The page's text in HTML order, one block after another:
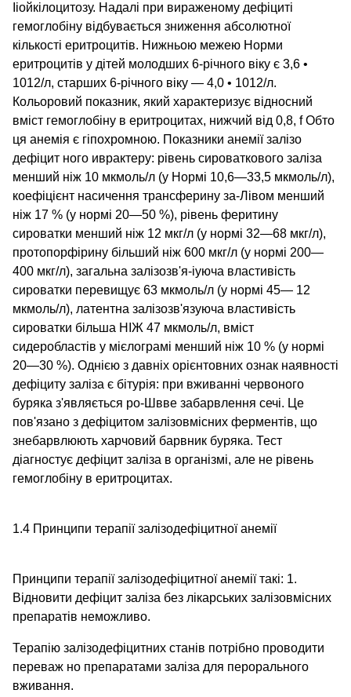
Ііойкілоцитозу. Надалі при вираженому дефіциті
гемоглобіну відбувається зниження абсолютної
кількості еритроцитів. Нижньою межею Норми
еритроцитів у дітей молодших 6-річного віку є 3,6 •
1012/л, старших 6-річного віку — 4,0 • 1012/л.
Кольоровий показник, який характеризує відносний
вміст гемоглобіну в еритроцитах, нижчий від 0,8, f Обто
ця анемія є гіпохромною. Показники анемії залізо
дефіцит ного иврактеру: рівень сироваткового заліза
менший ніж 10 мкмоль/л (у Нормі 10,6—33,5 мкмоль/л),
коефіцієнт насичення трансферину за-Лівом менший
ніж 17 % (у нормі 20—50 %), рівень феритину
сироватки менший ніж 12 мкг/л (у нормі 32—68 мкг/л),
протопорфірину більший ніж 600 мкг/л (у нормі 200—
400 мкг/л), загальна залізозв'я-іуюча властивість
сироватки перевищує 63 мкмоль/л (у нормі 45— 12
мкмоль/л), латентна залізозв'язуюча властивість
сироватки більша НІЖ 47 мкмоль/л, вміст
сидеробластів у мієлограмі менший ніж 10 % (у нормі
20—30 %). Однією з давніх орієнтовних ознак наявності
дефіциту заліза є бітурія: при вживанні червоного
буряка з'являється ро-Швве забарвлення сечі. Це
пов'язано з дефіцитом залізовмісних ферментів, що
знебарвлюють харчовий барвник буряка. Тест
діагностує дефіцит заліза в організмі, але не рівень
гемоглобіну в еритроцитах.
1.4 Принципи терапії залізодефіцитної анемії
Принципи терапії залізодефіцитної анемії такі: 1.
Відновити дефіцит заліза без лікарських залізовмісних
препаратів неможливо.
Терапію залізодефіцитних станів потрібно проводити
переваж но препаратами заліза для перорального
вживання.